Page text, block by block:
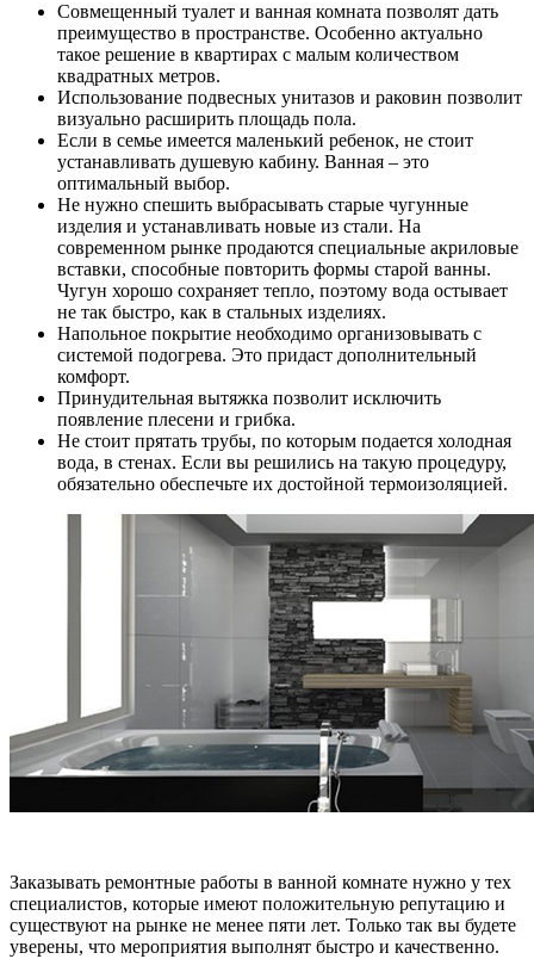
Совмещенный туалет и ванная комната позволят дать
преимущество в пространстве. Особенно актуально
такое решение в квартирах с малым количеством
квадратных метров.
Использование подвесных унитазов и раковин позволит
визуально расширить площадь пола.
Если в семье имеется маленький ребенок, не стоит
устанавливать душевую кабину. Ванная – это
оптимальный выбор.
Не нужно спешить выбрасывать старые чугунные
изделия и устанавливать новые из стали. На
современном рынке продаются специальные акриловые
вставки, способные повторить формы старой ванны.
Чугун хорошо сохраняет тепло, поэтому вода остывает
не так быстро, как в стальных изделиях.
Напольное покрытие необходимо организовывать с
системой подогрева. Это придаст дополнительный
комфорт.
Принудительная вытяжка позволит исключить
появление плесени и грибка.
Не стоит прятать трубы, по которым подается холодная
вода, в стенах. Если вы решились на такую процедуру,
обязательно обеспечьте их достойной термоизоляцией.
Заказывать ремонтные работы в ванной комнате нужно у тех
специалистов, которые имеют положительную репутацию и
существуют на рынке не менее пяти лет. Только так вы будете
уверены, что мероприятия выполнят быстро и качественно.